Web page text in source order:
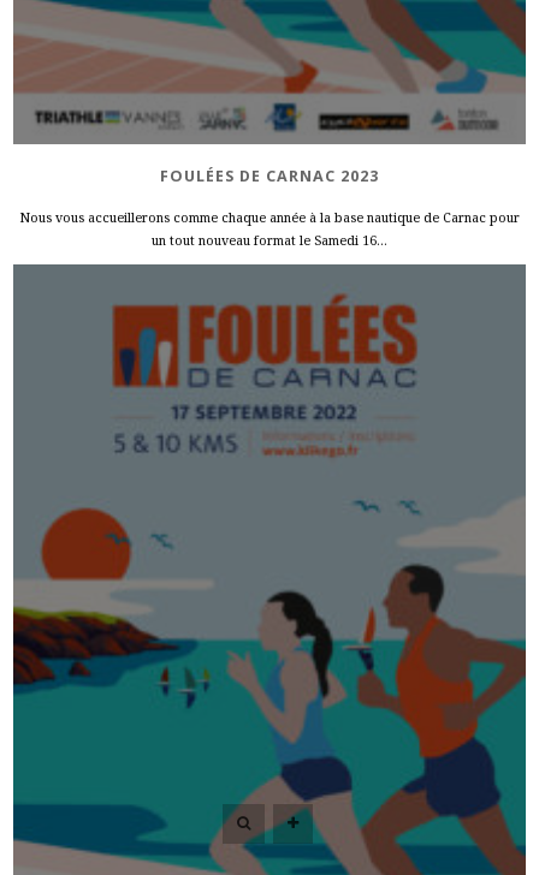
FOULÉES DE CARNAC 2023
Nous vous accueillerons comme chaque année à la base nautique de Carnac pour
un tout nouveau format le Samedi 16...